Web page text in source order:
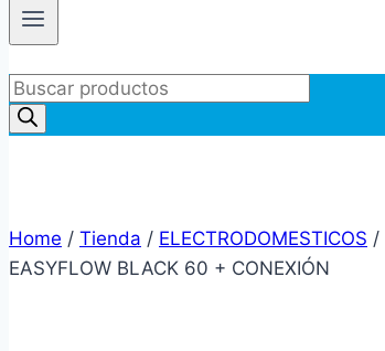
Products
search
Home / Tienda / ELECTRODOMESTICOS /
EASYFLOW BLACK 60 + CONEXIÓN